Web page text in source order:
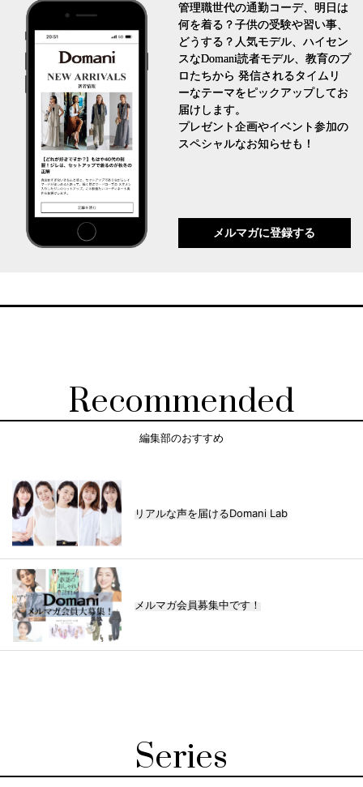
管理職世代の通勤コーデ、明日は
何を着る？子供の受験や習い事、
どうする？人気モデル、ハイセン
スなDomani読者モデル、教育のプ
ロたちから 発信されるタイムリ
ーなテーマをピックアップしてお
届けします。
プレゼント企画やイベント参加の
スペシャルなお知らせも！
メルマガに登録する
Recommended
編集部のおすすめ
リアルな声を届けるDomani Lab
メルマガ会員募集中です！
Series